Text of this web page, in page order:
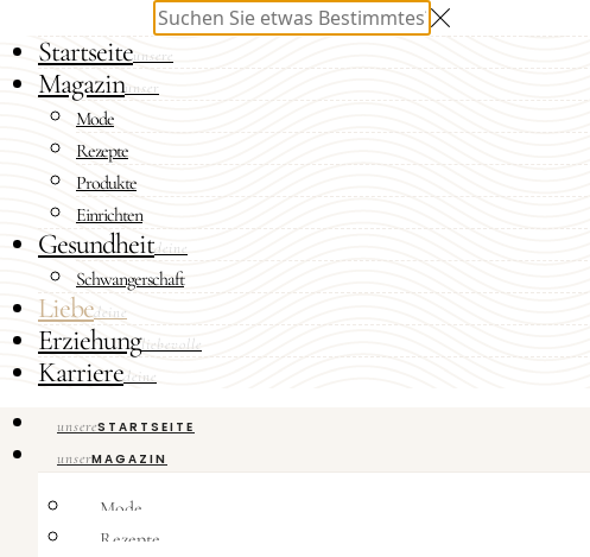
Startseiteunsere
Magazinunser
Mode
Rezepte
Produkte
Einrichten
Gesundheitdeine
Schwangerschaft
Liebedeine
Erziehungliebevolle
Karrieredeine
unsereSTARTSEITE
unserMAGAZIN
Mode
Rezepte